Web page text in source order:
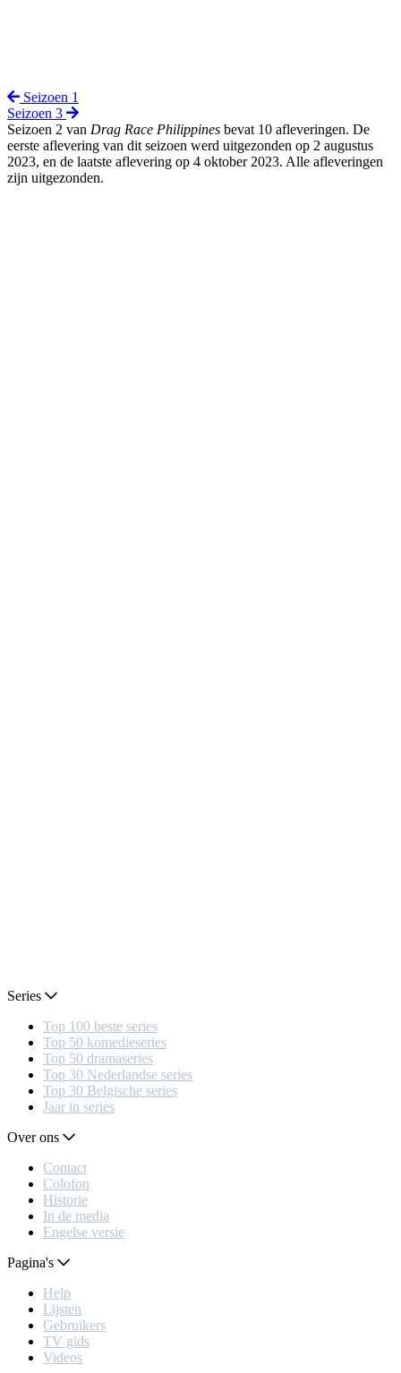
Seizoen 1
Seizoen 3
Seizoen 2 van Drag Race Philippines bevat 10 afleveringen. De
eerste aflevering van dit seizoen werd uitgezonden op 2 augustus
2023, en de laatste aflevering op 4 oktober 2023. Alle afleveringen
zijn uitgezonden.
Series
Top 100 beste series
Top 50 komedieseries
Top 50 dramaseries
Top 30 Nederlandse series
Top 30 Belgische series
Jaar in series
Over ons
Contact
Colofon
Historie
In de media
Engelse versie
Pagina's
Help
Lijsten
Gebruikers
TV gids
Videos